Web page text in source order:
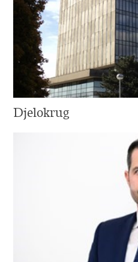
Djelokrug